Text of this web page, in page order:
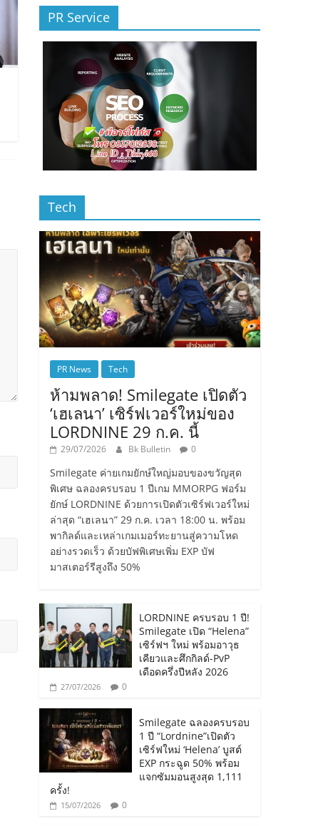
PR Service
Tech
PR News Tech
ห้ามพลาด! Smilegate เปิดตัว
‘เฮเลนา’ เซิร์ฟเวอร์ใหม่ของ
LORDNINE 29 ก.ค. นี้
29/07/2026 Bk Bulletin 0
Smilegate ค่ายเกมยักษ์ใหญ่มอบของขวัญสุด
พิเศษ ฉลองครบรอบ 1 ปีเกม MMORPG ฟอร์ม
ยักษ์ LORDNINE ด้วยการเปิดตัวเซิร์ฟเวอร์ใหม่
ล่าสุด “เฮเลนา” 29 ก.ค. เวลา 18:00 น. พร้อม
พากิลด์และเหล่าเกมเมอร์ทะยานสู่ความโหด
อย่างรวดเร็ว ด้วยบัฟพิเศษเพิ่ม EXP บัฟ
มาสเตอร์รีสูงถึง 50%
LORDNINE ครบรอบ 1 ปี!
Smilegate เปิด “Helena”
เซิร์ฟฯ ใหม่ พร้อมอาวุธ
เคียวและศึกกิลด์-PvP
เดือดครึ่งปีหลัง 2026
27/07/2026 0
Smilegate ฉลองครบรอบ
1 ปี “Lordnine”เปิดตัว
เซิร์ฟใหม่ ‘Helena’ บูสต์
EXP กระฉูด 50% พร้อม
แจกซัมมอนสูงสุด 1,111
ครั้ง!
15/07/2026 0